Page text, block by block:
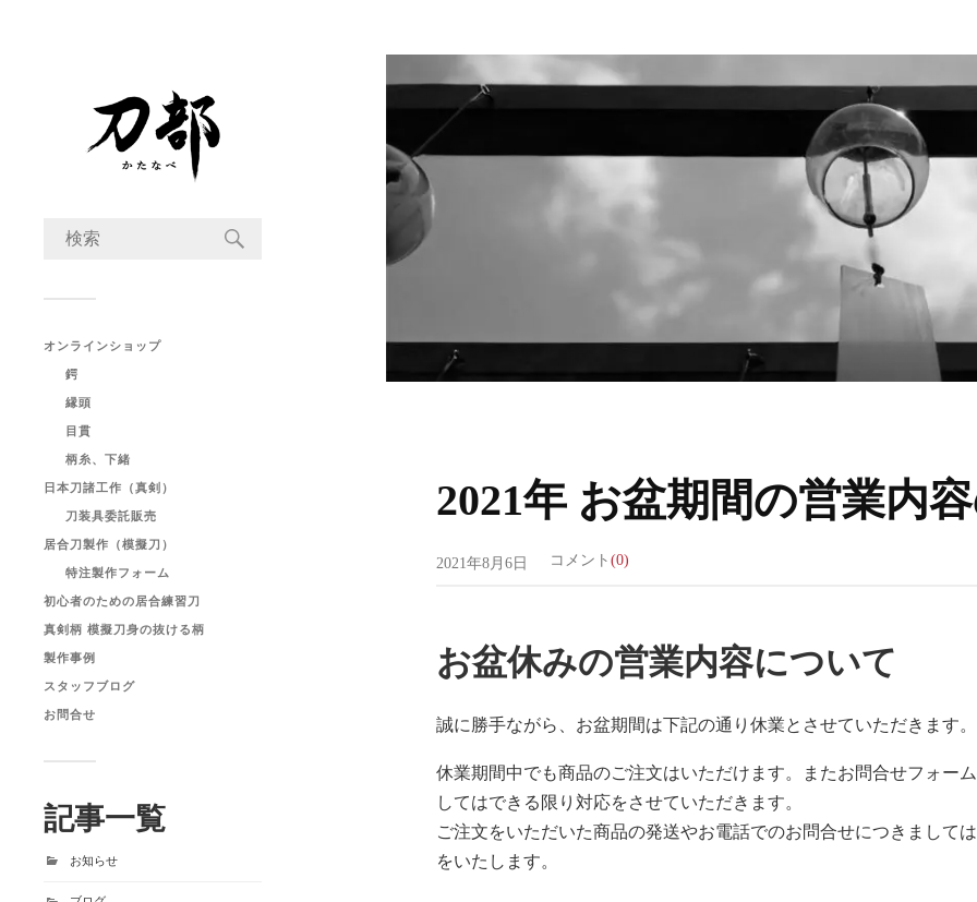
オンラインショップ
鍔
縁頭
目貫
柄糸、下緒
日本刀諸工作（真剣）
刀装具委託販売
居合刀製作（模擬刀）
特注製作フォーム
初心者のための居合練習刀
真剣柄 模擬刀身の抜ける柄
製作事例
スタッフブログ
お問合せ
記事一覧
お知らせ
2021年 お盆期間の営業内
2021年8月6日 コメント(0)
お盆休みの営業内容について
誠に勝手ながら、お盆期間は下記の通り休業とさせていただきます
休業期間中でも商品のご注文はいただけます。またお問合せフォー
してはできる限り対応をさせていただきます。
ご注文をいただいた商品の発送やお電話でのお問合せにつきまして
をいたします。